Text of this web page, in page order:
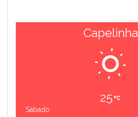
Capelinha
25
Sábado